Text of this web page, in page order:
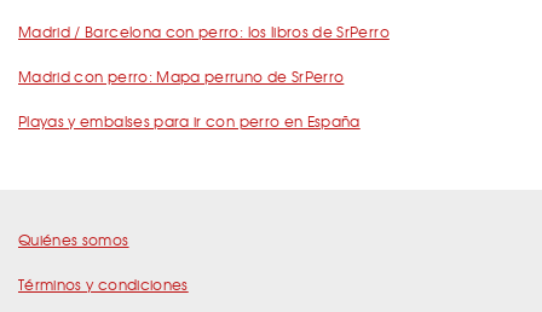
Madrid / Barcelona con perro: los libros de SrPerro
Madrid con perro: Mapa perruno de SrPerro
Playas y embalses para ir con perro en España
Quiénes somos
Términos y condiciones